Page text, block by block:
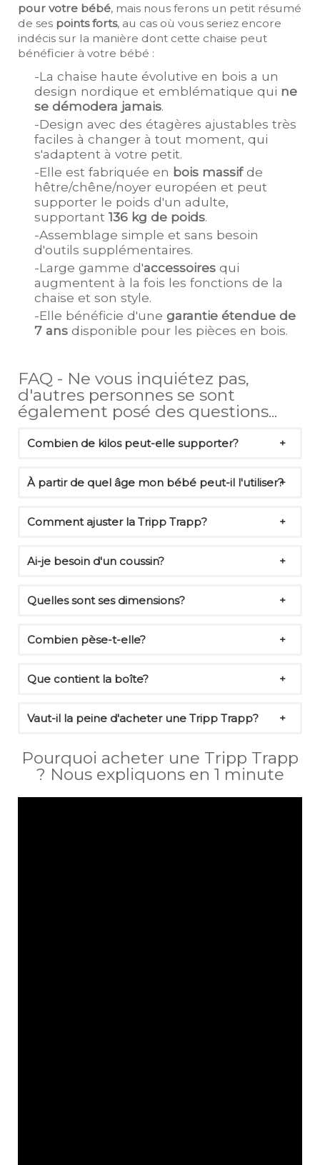
pour votre bébé, mais nous ferons un petit résumé
de ses points forts, au cas où vous seriez encore
indécis sur la manière dont cette chaise peut
bénéficier à votre bébé :
-La chaise haute évolutive en bois a un
design nordique et emblématique qui ne
se démodera jamais.
-Design avec des étagères ajustables très
faciles à changer à tout moment, qui
s'adaptent à votre petit.
-Elle est fabriquée en bois massifde
hêtre/chêne/noyer européen et peut
supporter le poids d'un adulte,
supportant136 kg de poids.
-Assemblage simple et sans besoin
d'outils supplémentaires.
-Large gamme d'accessoires qui
augmentent à la fois les fonctions de la
chaise et son style.
-Elle bénéficie d'unegarantie étendue de
7 ans disponible pour les pièces en bois.
FAQ - Ne vous inquiétez pas,
d'autres personnes se sont
également posé des questions...
Combien de kilos peut-elle supporter?
À partir de quel âge mon bébé peut-il l'utiliser?
Comment ajuster la Tripp Trapp?
Ai-je besoin d'un coussin?
Quelles sont ses dimensions?
Combien pèse-t-elle?
Que contient la boîte?
Vaut-il la peine d'acheter une Tripp Trapp?
Pourquoi acheter une Tripp Trapp
? Nous expliquons en 1 minute